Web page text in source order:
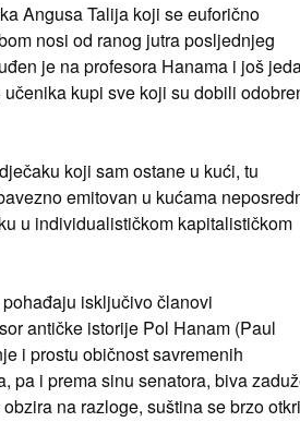
Angusa Talija koji se euforično
nosi od ranog jutra posljednjeg
je na profesora Hanama i još
kupi sve koji su dobili
koji sam ostane u kući, tu
emitovan u kućama
u individualističkom kapitalističkom
isključivo članovi
antičke istorije Pol Hanam (Paul
i prostu običnost savremenih
pa i prema sinu senatora, biva
na razloge, suština se brzo